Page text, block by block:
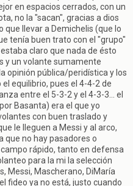
en espacios cerrados, con un
no la "sacan", gracias a dios
que llevar a Demichelis (que lo
tenía buen trato con el "grupo"
claro que nada de ésto
y un volante sumamente
opinión pública/peridística y los
equilibrio, pues el 4-4-2 de
entre el 5-3-2 y el 4-3-3... el
Basanta) era el que yo
con buen traslado y
le lleguen a Messi y al arco,
que no hay pasadores o
rápido, tanto en defensa
para la mi la selección
Messi, Mascherano, DiMaría
fideo ya no está, justo cuando